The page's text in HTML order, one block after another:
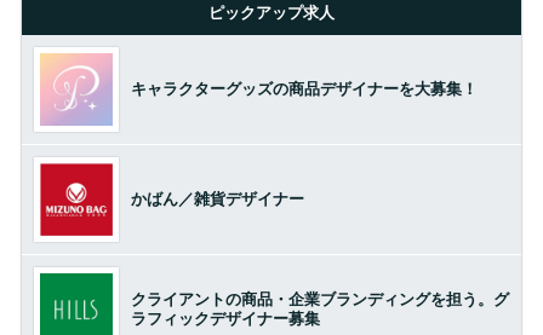
ピックアップ求人
キャラクターグッズの商品デザイナーを大募集！
かばん／雑貨デザイナー
クライアントの商品・企業ブランディングを担う。グ
ラフィックデザイナー募集